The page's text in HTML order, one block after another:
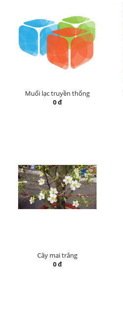
Muối lạc truyền thống
0 đ
Cây mai trắng
0 đ